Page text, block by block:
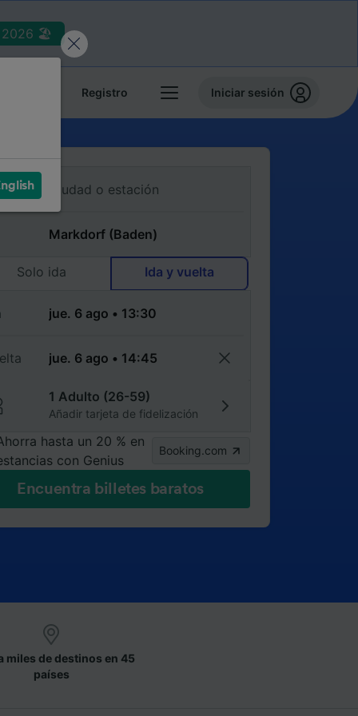
2026 🏖️
Registro Iniciar sesión
Solo ida Ida y vuelta
1 Adulto (26-59)
Añadir tarjeta de fidelización
hasta un 20 % en
con Genius
Booking.com
Encuentra billetes baratos
miles de destinos en 45
países